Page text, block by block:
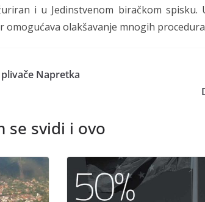
i u Jedinstvenom biračkom spisku.
omogućava olakšavanje mnogih
Napretka
se svidi i ovo